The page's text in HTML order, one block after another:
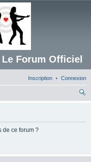
Forum Officiel
Connexion
Inscription
de ce forum ?